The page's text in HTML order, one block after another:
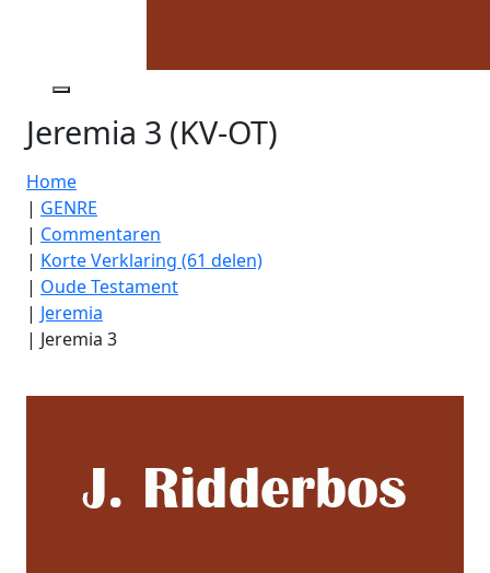
Jeremia 3 (KV-OT)
Home
| GENRE
| Commentaren
| Korte Verklaring (61 delen)
| Oude Testament
| Jeremia
| Jeremia 3